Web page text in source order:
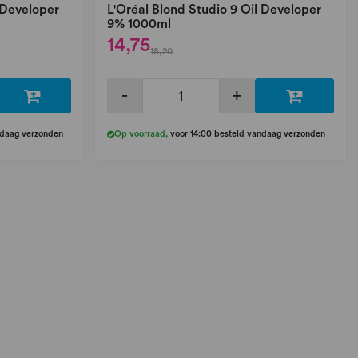
verzonden
L'Oréal Blond Studio 9 Oil Developer
9% 1000ml
14,7518,20
- +
Op voorraad ,voor 14:00 besteld vandaag verzonden